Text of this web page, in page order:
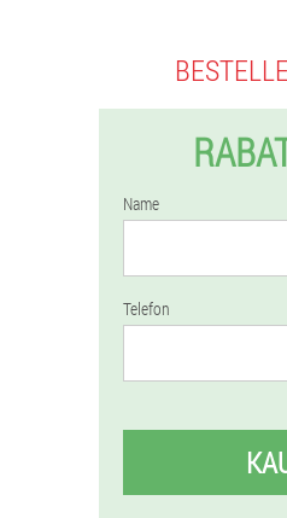
Name
Telefon